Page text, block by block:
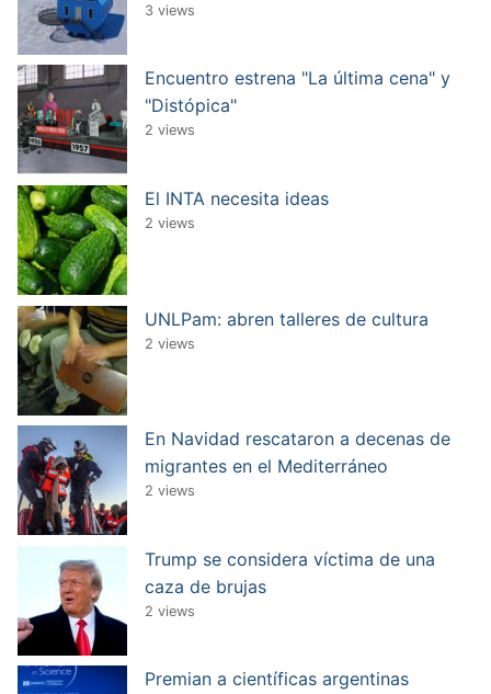
3 views
Encuentro estrena "La última cena" y
"Distópica"
2 views
El INTA necesita ideas
2 views
UNLPam: abren talleres de cultura
2 views
En Navidad rescataron a decenas de
migrantes en el Mediterráneo
2 views
Trump se considera víctima de una
caza de brujas
2 views
Premian a científicas argentinas